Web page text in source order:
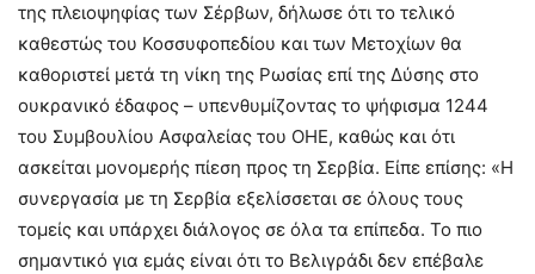
της πλειοψηφίας των Σέρβων, δήλωσε ότι το τελικό
καθεστώς του Κοσσυφοπεδίου και των Μετοχίων θα
καθοριστεί μετά τη νίκη της Ρωσίας επί της Δύσης στο
ουκρανικό έδαφος – υπενθυμίζοντας το ψήφισμα 1244
του Συμβουλίου Ασφαλείας του ΟΗΕ, καθώς και ότι
ασκείται μονομερής πίεση προς τη Σερβία. Είπε επίσης: «Η
συνεργασία με τη Σερβία εξελίσσεται σε όλους τους
τομείς και υπάρχει διάλογος σε όλα τα επίπεδα. Το πιο
σημαντικό για εμάς είναι ότι το Βελιγράδι δεν επέβαλε